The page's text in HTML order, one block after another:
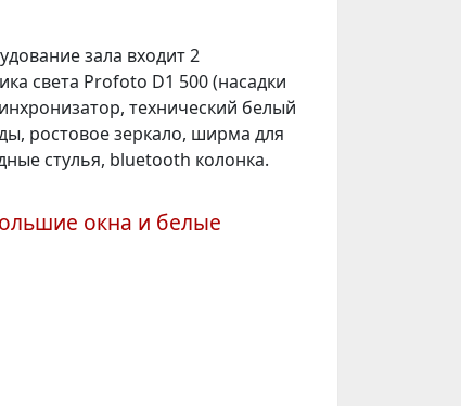
зала входит 2
света Profoto D1 500 (насадки
технический белый
ростовое зеркало, ширма для
стулья, bluetooth колонка.
окна и белые